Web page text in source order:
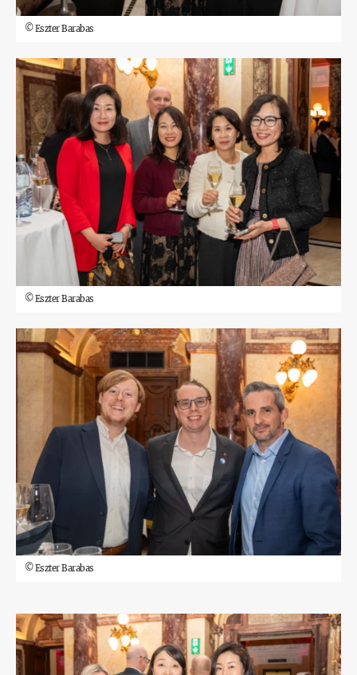
©Eszter Barabas
©Eszter Barabas
©Eszter Barabas